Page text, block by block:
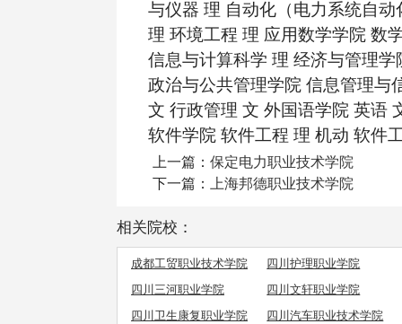
与仪器 理 自动化（电力系统自
理 环境工程 理 应用数学学院 数
信息与计算科学 理 经济与管理
政治与公共管理学院 信息管理与
文 行政管理 文 外国语学院 英语
软件学院 软件工程 理 机动 软件
上一篇： 保定电力职业技术学院
下一篇： 上海邦德职业技术学院
相关院校：
成都工贸职业技术学院
四川护理职业学院
四川三河职业学院
四川文轩职业学院
四川卫生康复职业学院
四川汽车职业技术学院